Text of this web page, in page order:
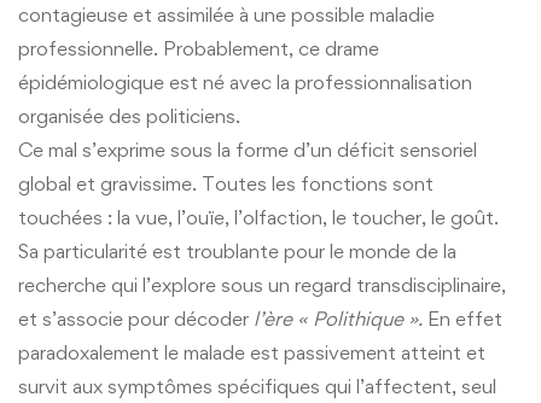
contagieuse et assimilée à une possible maladie
professionnelle. Probablement, ce drame
épidémiologique est né avec la professionnalisation
organisée des politiciens.
Ce mal s’exprime sous la forme d’un déficit sensoriel
global et gravissime. Toutes les fonctions sont
touchées : la vue, l’ouïe, l’olfaction, le toucher, le goût.
Sa particularité est troublante pour le monde de la
recherche qui l’explore sous un regard transdisciplinaire,
et s’associe pour décoder l’ère « Polithique ». En effet
paradoxalement le malade est passivement atteint et
survit aux symptômes spécifiques qui l’affectent, seul